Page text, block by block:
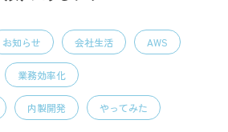
お知らせ 会社生活 AWS
業務効率化
内製開発 やってみた